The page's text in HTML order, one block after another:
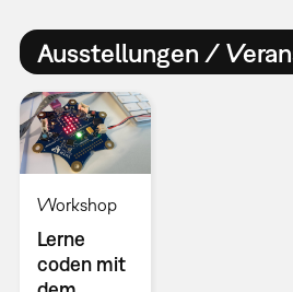
Ausstellungen /
Workshop
Lerne
coden mit